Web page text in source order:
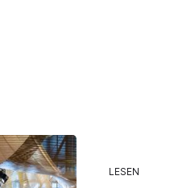
LESEN